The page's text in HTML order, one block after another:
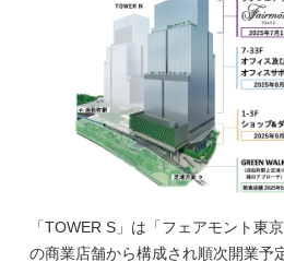
「TOWER S」は「フェアモント東
の商業店舗から構成され順次開業予